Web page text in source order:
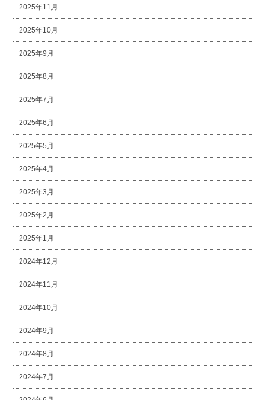
2025年11月
2025年10月
2025年9月
2025年8月
2025年7月
2025年6月
2025年5月
2025年4月
2025年3月
2025年2月
2025年1月
2024年12月
2024年11月
2024年10月
2024年9月
2024年8月
2024年7月